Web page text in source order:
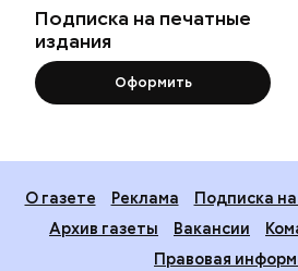
Подписка на печатные
издания
Оформить
О газете Реклама
Подписка
Архив газеты
Вакансии
Правовая